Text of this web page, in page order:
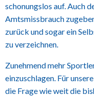
schonungslos auf. Auch
Amtsmissbrauch
zurück und sogar ein
zu verzeichnen.
Zunehmend mehr
einzuschlagen. Für
die Frage wie weit die